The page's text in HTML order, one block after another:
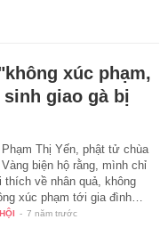
xúc phạm,
giao gà bị
Phạm Thị Yến, phật tử chùa
Vàng biện hộ rằng, mình chỉ
thích về nhân quả, không
xúc phạm tới gia đình…
- 7 năm trước